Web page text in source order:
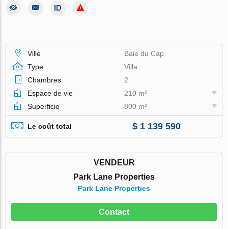
Ville
Baie du Cap
Type
Villa
Chambres
2
Espace de vie
210 m²
Superficie
800 m²
Le coût total $ 1 139 590
VENDEUR
Park Lane Properties
Park Lane Properties
Contact